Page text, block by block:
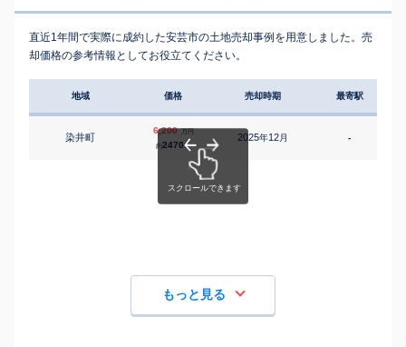
直近1年間で実際に成約した安芸市の土地売却事例を用意しました。売
却価格の参考情報としてお役立てください。
地域 価格 売却時期 最寄駅
染井町
6,200 万円
約2470㎡
2025年12月 -
もっと見る